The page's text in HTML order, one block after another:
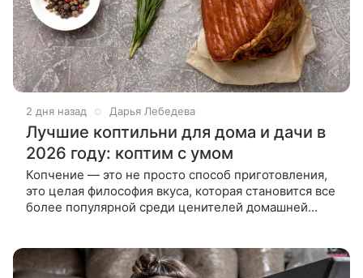
2 дня назад Дарья Лебедева
Лучшие коптильни для дома и дачи в
2026 году: коптим с умом
Копчение — это не просто способ приготовления,
это целая философия вкуса, которая становится все
более популярной среди ценителей домашней